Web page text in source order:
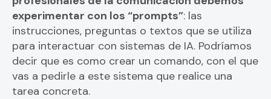
experimentar con los “prompts”: las
instrucciones, preguntas o textos que se utiliza
para interactuar con sistemas de IA. Podríamos
decir que es como crear un comando, con el que
vas a pedirle a este sistema que realice una
tarea concreta.